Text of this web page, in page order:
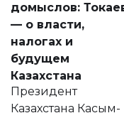
домыслов:
— о власти,
налогах и
будущем
Казахстана
Президент
Казахстана Касым-